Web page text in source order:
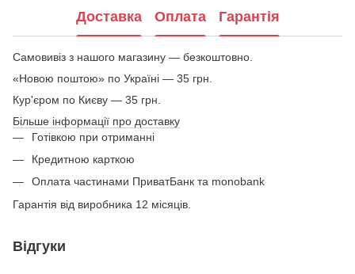
Доставка Оплата Гарантія
Самовивіз з нашого магазину — безкоштовно.
«Новою поштою» по Україні — 35 грн.
Кур'єром по Києву — 35 грн.
Більше інформації про доставку
Готівкою при отриманні
Кредитною карткою
Оплата частинами ПриватБанк та monobank
Гарантія від виробника 12 місяців.
Відгуки